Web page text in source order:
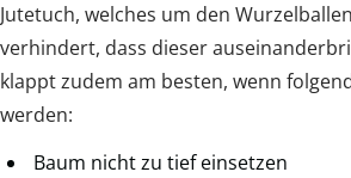
Jutetuch, welches um den
verhindert, dass dieser
klappt zudem am besten, wenn
werden:
Baum nicht zu tief einsetzen